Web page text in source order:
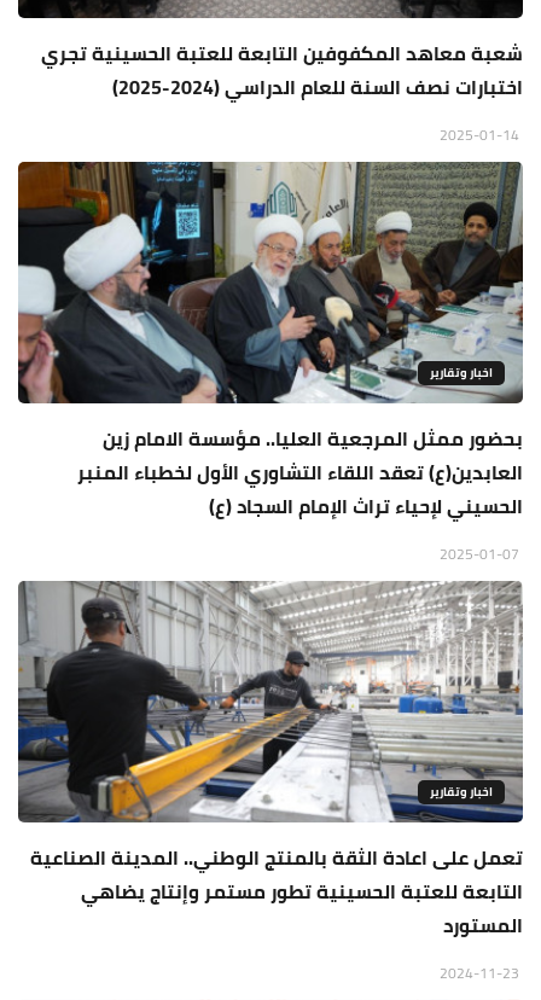
شعبة معاهد المكفوفين التابعة للعتبة الحسينية تجري
اختبارات نصف السنة للعام الدراسي (2024-2025)
اخبار وتقارير
بحضور ممثل المرجعية العليا.. مؤسسة الامام زين
العابدين(ع) تعقد اللقاء التشاوري الأول لخطباء المنبر
الحسيني لإحياء تراث الإمام السجاد (ع)
اخبار وتقارير
تعمل على اعادة الثقة بالمنتج الوطني.. المدينة الصناعية
التابعة للعتبة الحسينية تطور مستمر وإنتاج يضاهي
المستورد